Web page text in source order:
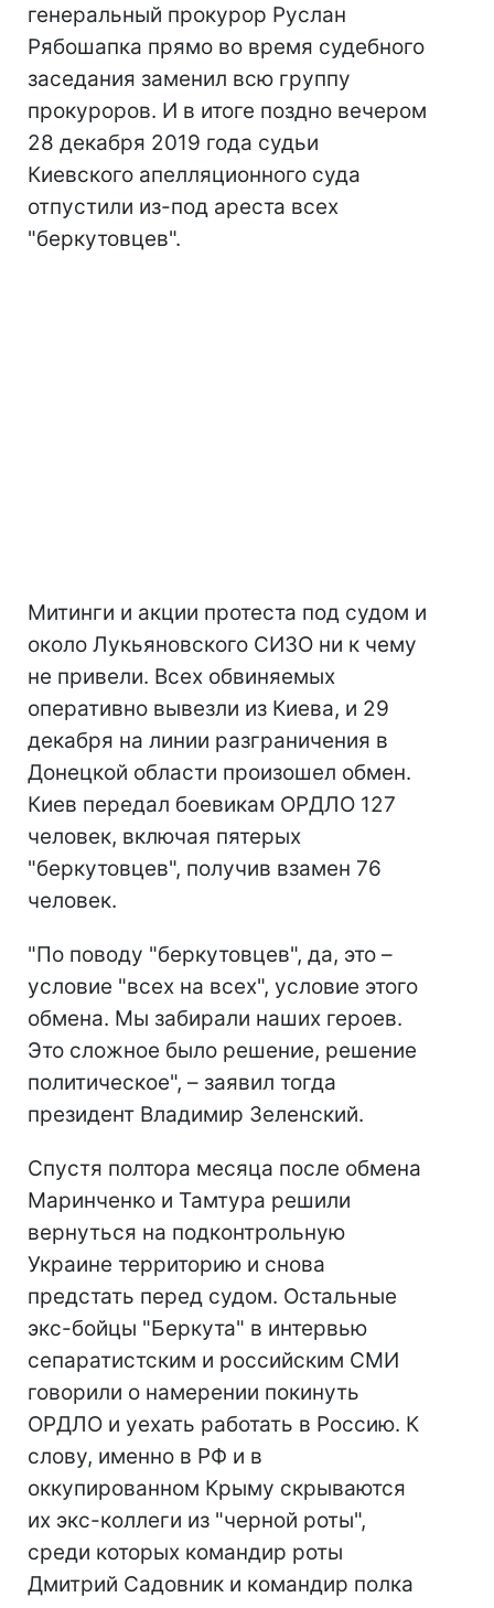
генеральный прокурор Руслан
Рябошапка прямо во время судебного
заседания заменил всю группу
прокуроров. И в итоге поздно вечером
28 декабря 2019 года судьи
Киевского апелляционного суда
отпустили из-под ареста всех
"беркутовцев".
Митинги и акции протеста под судом и
около Лукьяновского СИЗО ни к чему
не привели. Всех обвиняемых
оперативно вывезли из Киева, и 29
декабря на линии разграничения в
Донецкой области произошел обмен.
Киев передал боевикам ОРДЛО 127
человек, включая пятерых
"беркутовцев", получив взамен 76
человек.
"По поводу "беркутовцев", да, это –
условие "всех на всех", условие этого
обмена. Мы забирали наших героев.
Это сложное было решение, решение
политическое", – заявил тогда
президент Владимир Зеленский.
Спустя полтора месяца после обмена
Маринченко и Тамтура решили
вернуться на подконтрольную
Украине территорию и снова
предстать перед судом. Остальные
экс-бойцы "Беркута" в интервью
сепаратистским и российским СМИ
говорили о намерении покинуть
ОРДЛО и уехать работать в Россию. К
слову, именно в РФ и в
оккупированном Крыму скрываются
их экс-коллеги из "черной роты",
среди которых командир роты
Дмитрий Садовник и командир полка